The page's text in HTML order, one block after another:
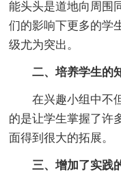
能头头是道地向周围
们的影响下更多的学
级尤为突出。
二、培养学生的
在兴趣小组中不
的是让学生掌握了许
面得到很大的拓展。
三、增加了实践